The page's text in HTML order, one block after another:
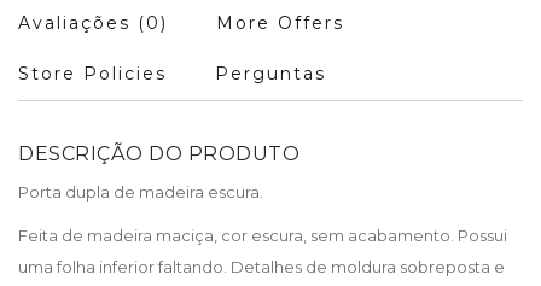
Avaliações (0) More Offers
Store Policies Perguntas
DESCRIÇÃO DO PRODUTO
Porta dupla de madeira escura.
Feita de madeira maciça, cor escura, sem acabamento. Possui
uma folha inferior faltando. Detalhes de moldura sobreposta e